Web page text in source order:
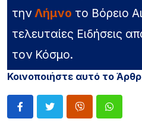
την Λήμνο το Βόρειο
τελευταίες Ειδήσεις
τον Κόσμο.
Κοινοποιήστε αυτό το